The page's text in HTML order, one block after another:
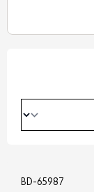
BD-65987